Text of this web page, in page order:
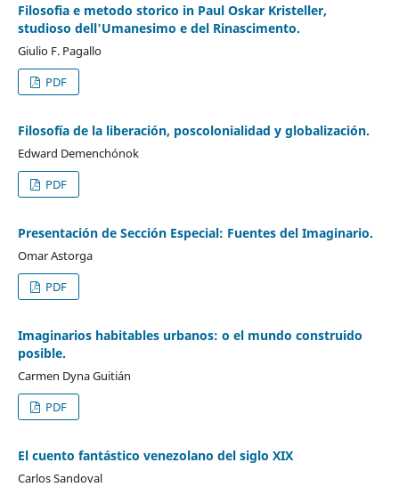
Filosofia e metodo storico in Paul Oskar Kristeller,
studioso dell'Umanesimo e del Rinascimento.
Giulio F. Pagallo
PDF
Filosofía de la liberación, poscolonialidad y globalización.
Edward Demenchónok
PDF
Presentación de Sección Especial: Fuentes del Imaginario.
Omar Astorga
PDF
Imaginarios habitables urbanos: o el mundo construido
posible.
Carmen Dyna Guitián
PDF
El cuento fantástico venezolano del siglo XIX
Carlos Sandoval